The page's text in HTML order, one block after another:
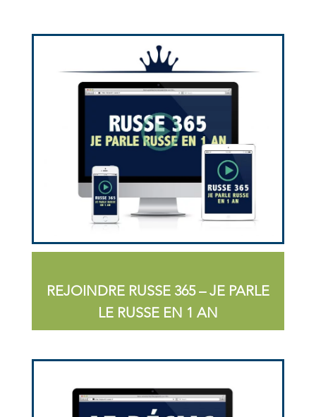
REJOINDRE RUSSE 365 – JE PARLE
LE RUSSE EN 1 AN